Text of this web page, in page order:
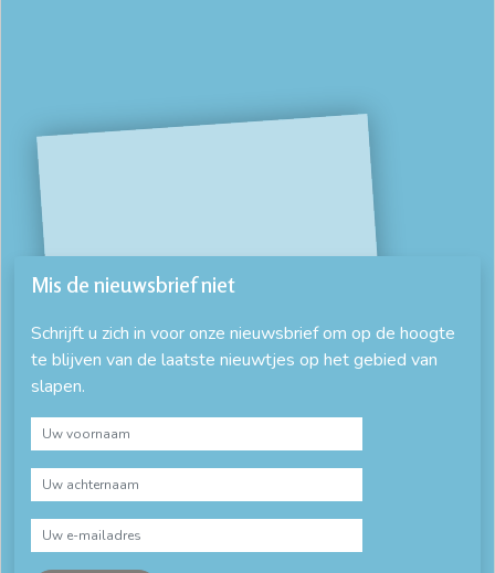
Mis de nieuwsbrief niet
Schrijft u zich in voor onze nieuwsbrief om op de hoogte
te blijven van de laatste nieuwtjes op het gebied van
slapen.